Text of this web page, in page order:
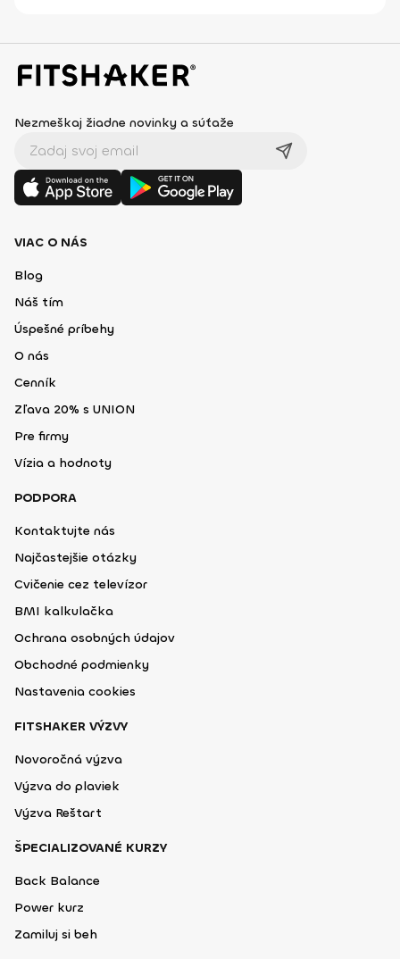
Nezmeškaj žiadne novinky a súťaže
VIAC O NÁS
Blog
Náš tím
Úspešné príbehy
O nás
Cenník
Zľava 20% s UNION
Pre firmy
Vízia a hodnoty
PODPORA
Kontaktujte nás
Najčastejšie otázky
Cvičenie cez televízor
BMI kalkulačka
Ochrana osobných údajov
Obchodné podmienky
Nastavenia cookies
FITSHAKER VÝZVY
Novoročná výzva
Výzva do plaviek
Výzva Reštart
ŠPECIALIZOVANÉ KURZY
Back Balance
Power kurz
Zamiluj si beh